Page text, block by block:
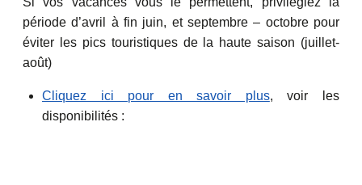
période d’avril à fin juin, et septembre – octobre pour
éviter les pics touristiques de la haute saison (juillet-
août)
Cliquez ici pour en savoir plus, voir les
disponibilités :